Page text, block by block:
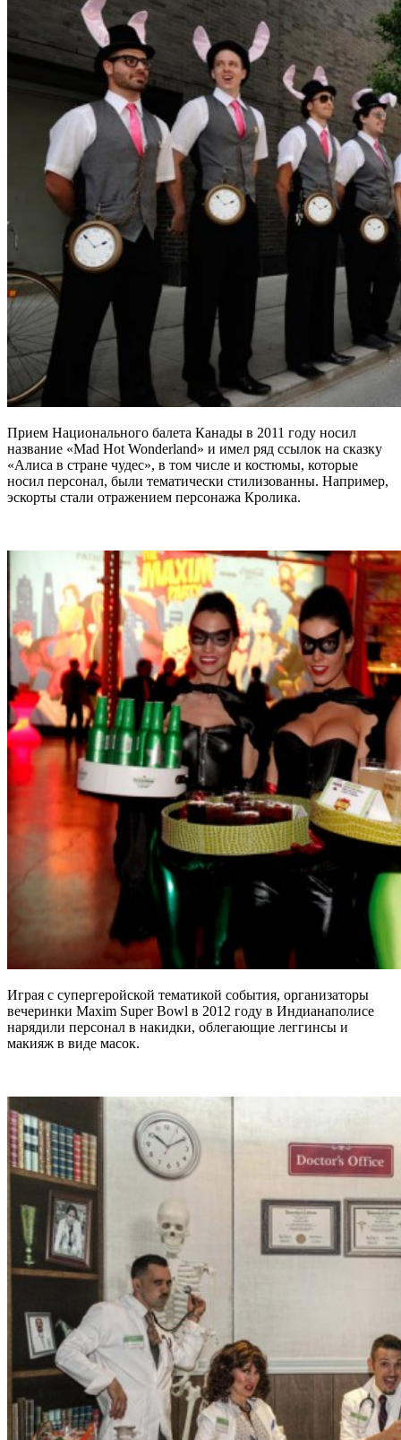
Прием Национального балета Канады в 2011 году носил
название «Mad Hot Wonderland» и имел ряд ссылок на сказку
«Алиса в стране чудес», в том числе и костюмы, которые
носил персонал, были тематически стилизованны. Например,
эскорты стали отражением персонажа Кролика.
Играя с супергеройской тематикой события, организаторы
вечеринки Maxim Super Bowl в 2012 году в Индианаполисе
нарядили персонал в накидки, облегающие леггинсы и
макияж в виде масок.